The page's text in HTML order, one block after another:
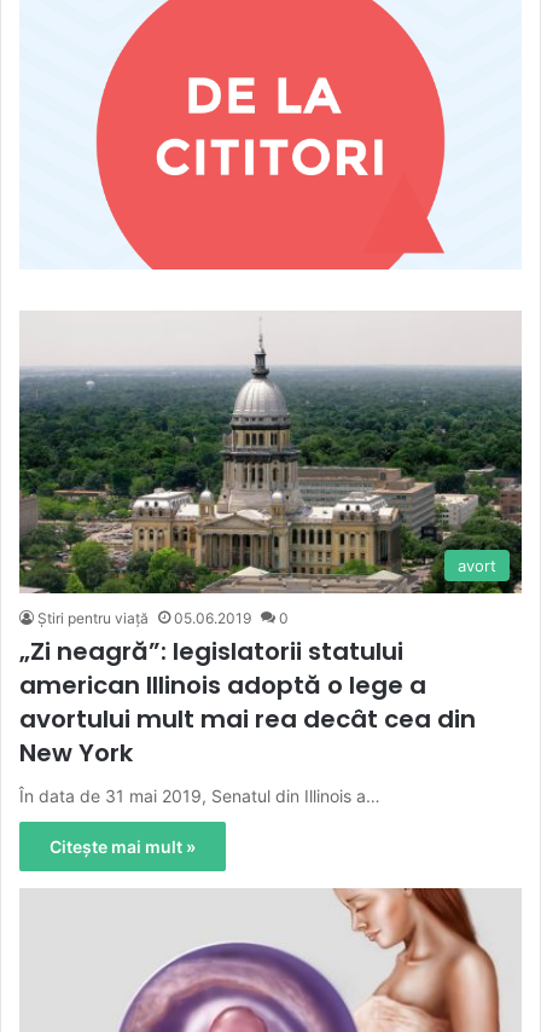
avort
Știri pentru viață 05.06.2019 0
„Zi neagră”: legislatorii statului
american Illinois adoptă o lege a
avortului mult mai rea decât cea din
New York
În data de 31 mai 2019, Senatul din Illinois a…
Citește mai mult »